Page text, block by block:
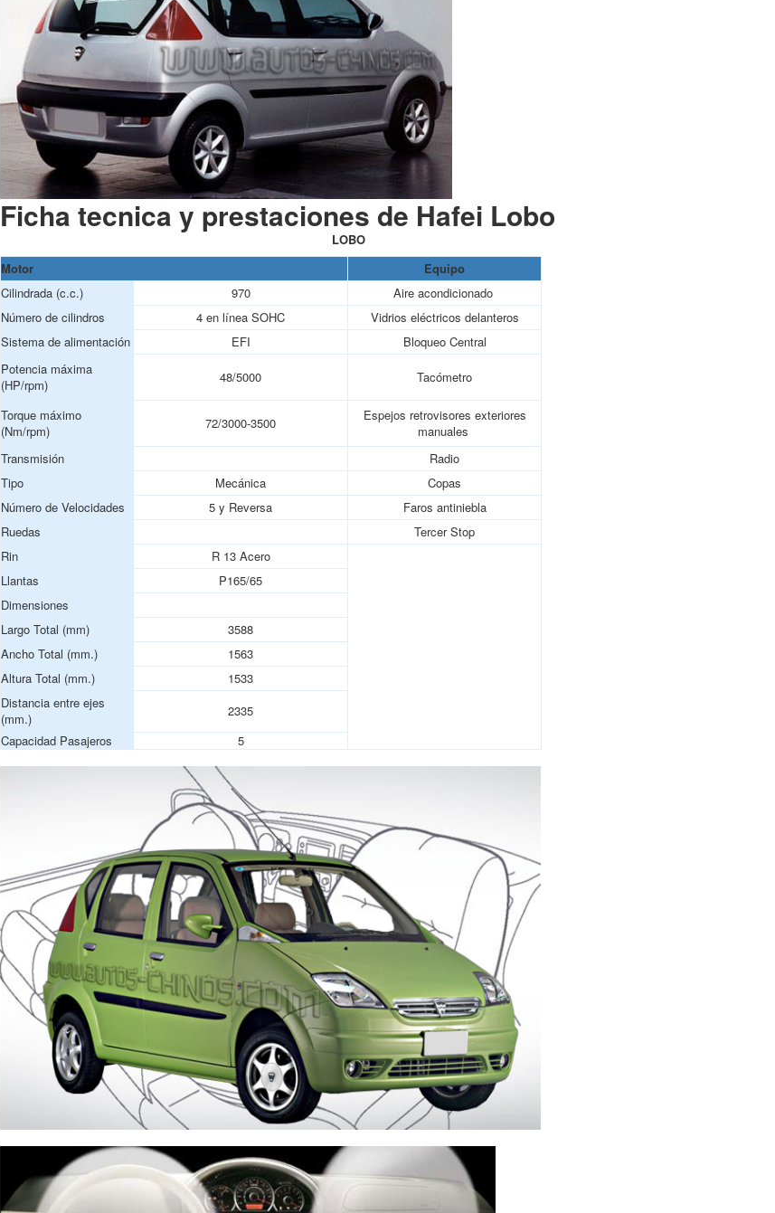
Ficha tecnica y prestaciones de Hafei Lobo
LOBO
Motor
Equipo
Cilindrada (c.c.)
970
Aire acondicionado
Número de cilindros
4 en línea SOHC
Vidrios eléctricos delanteros
Sistema de alimentación
EFI
Bloqueo Central
Potencia máxima
(HP/rpm)
48/5000 Tacómetro
Torque máximo
(Nm/rpm)
72/3000-3500
Espejos retrovisores exteriores
manuales
Transmisión
Radio
Tipo
Mecánica
Copas
Número de Velocidades
5 y Reversa
Faros antiniebla
Ruedas
Tercer Stop
Rin
R 13 Acero
Llantas
P165/65
Dimensiones
Largo Total (mm)
3588
Ancho Total (mm.)
1563
Altura Total (mm.)
1533
Distancia entre ejes
(mm.)
2335
Capacidad Pasajeros
5